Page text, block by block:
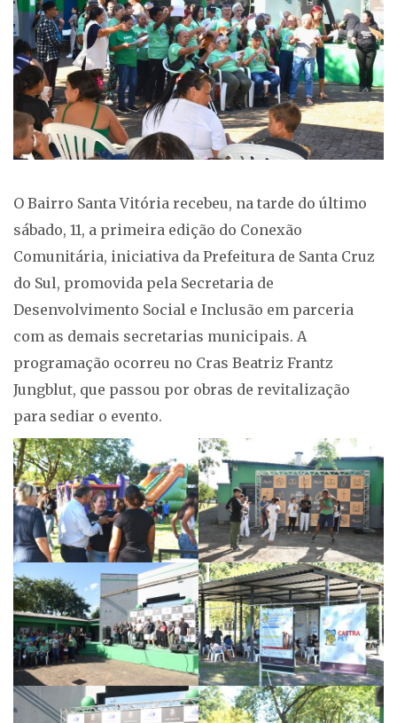
O Bairro Santa Vitória recebeu, na tarde do último
sábado, 11, a primeira edição do Conexão
Comunitária, iniciativa da Prefeitura de Santa Cruz
do Sul, promovida pela Secretaria de
Desenvolvimento Social e Inclusão em parceria
com as demais secretarias municipais. A
programação ocorreu no Cras Beatriz Frantz
Jungblut, que passou por obras de revitalização
para sediar o evento.